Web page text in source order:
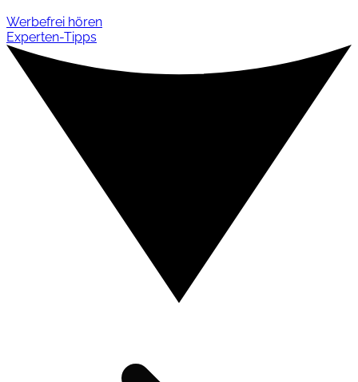
Werbefrei hören
Experten-Tipps